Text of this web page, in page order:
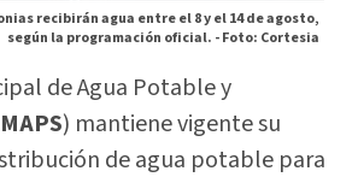
recibirán agua entre el 8 y el 14 de agosto,
según la programación oficial. -Foto: Cortesia
de Agua Potable y
) mantiene vigente su
de agua potable para